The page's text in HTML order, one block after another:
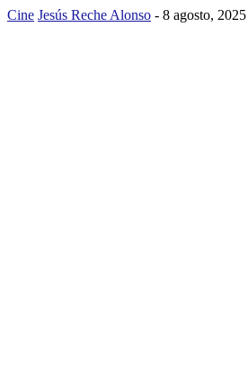
Cine Jesús Reche Alonso - 8 agosto, 2025